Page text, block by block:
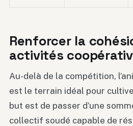
Renforcer la
activités
Au-delà de la compétition,
est le terrain idéal pour
but est de passer d’une
collectif soudé capable de